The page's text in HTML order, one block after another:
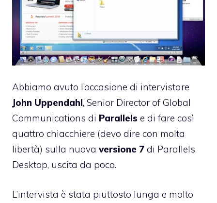
Abbiamo avuto l’occasione di intervistare
John Uppendahl, Senior Director of Global
Communications di Parallels e di fare così
quattro chiacchiere (devo dire con molta
libertà) sulla nuova versione 7 di Parallels
Desktop, uscita da poco.
L’intervista è stata piuttosto lunga e molto